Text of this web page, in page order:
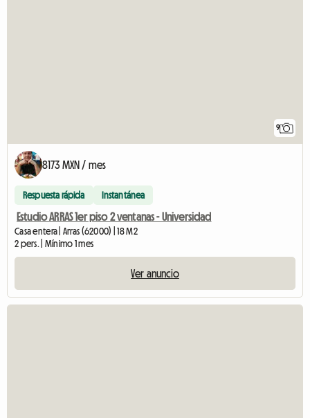
9
8173 MXN / mes
Respuesta rápida Instantánea
Estudio ARRAS 1er piso 2 ventanas - Universidad
Casa entera | Arras (62000) | 18 M2
2 pers. | Mínimo 1 mes
Ver anuncio